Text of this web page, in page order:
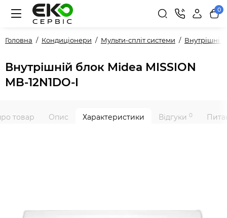
0
Головна Кондиціонери Мульти-спліт системи Внутрішні
Внутрішній блок Midea MISSION
MB-12N1DO-I
товар Опис Характеристики Відгуки 0